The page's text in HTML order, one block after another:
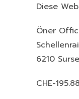
Diese
Öner
6210
CHE-